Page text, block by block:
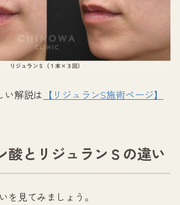
い解説は 【リジュランS施術ページ】
酸とリジュランＳの違い
を見てみましょう。